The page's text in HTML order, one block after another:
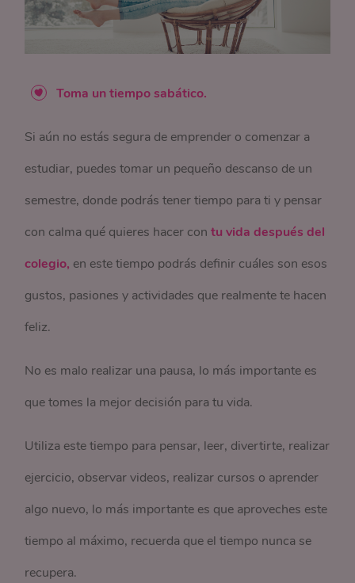
Toma un tiempo sabático.
Si aún no estás segura de emprender o comenzar a
estudiar, puedes tomar un pequeño descanso de un
semestre, donde podrás tener tiempo para ti y pensar
con calma qué quieres hacer contu vida después del
colegio, en este tiempo podrás definir cuáles son esos
gustos, pasiones y actividades que realmente te hacen
feliz.
No es malo realizar una pausa, lo más importante es
que tomes la mejor decisión para tu vida.
Utiliza este tiempo para pensar, leer, divertirte, realizar
ejercicio, observar videos, realizar cursos o aprender
algo nuevo, lo más importante es que aproveches este
tiempo al máximo, recuerda que el tiempo nunca se
recupera.